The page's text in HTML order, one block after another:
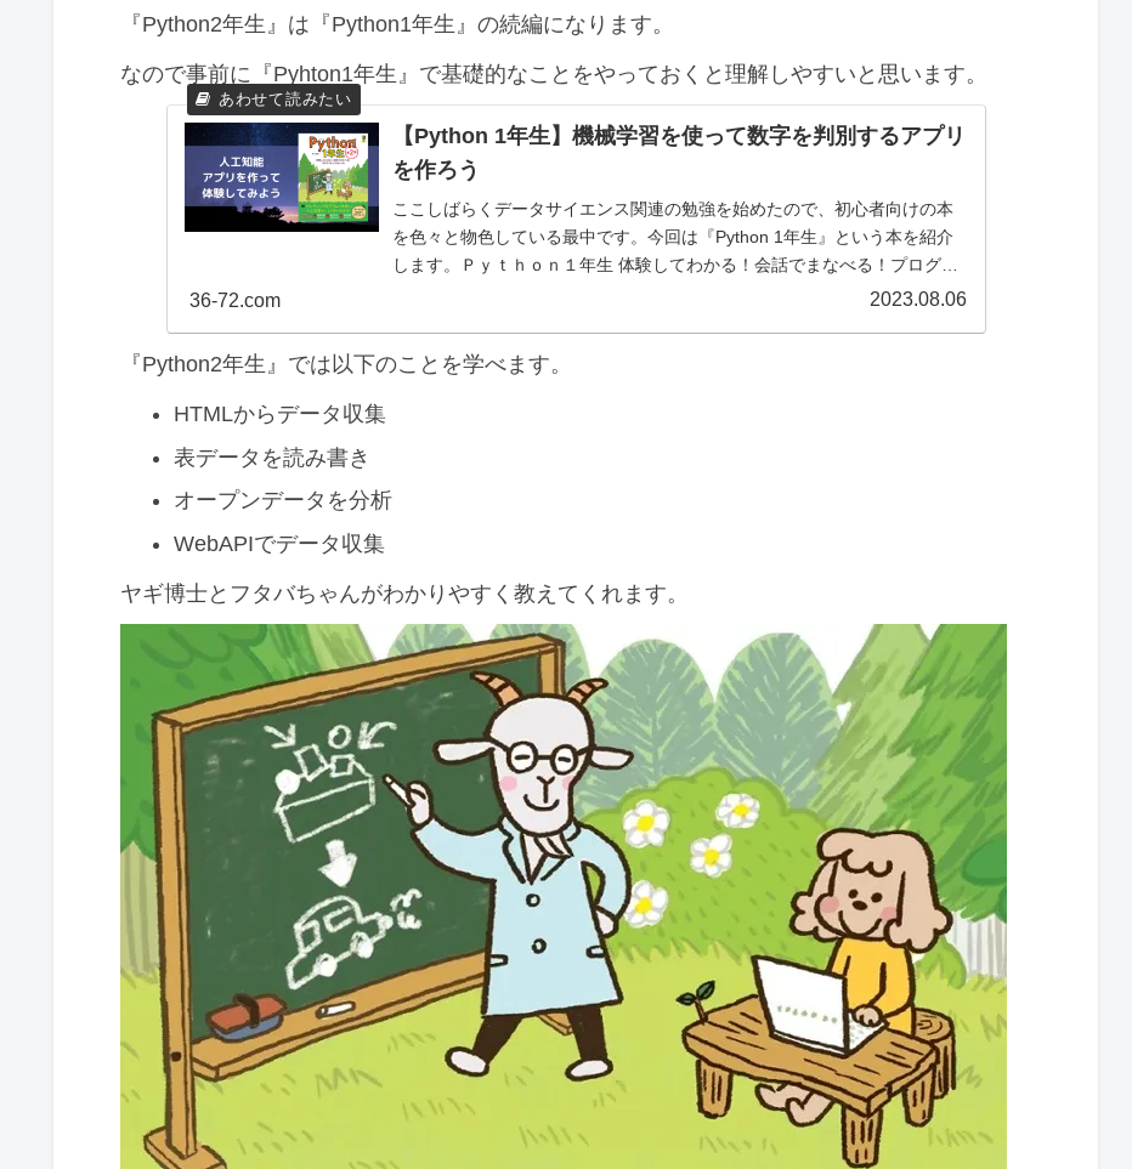
『Python2年生』は『Python1年生』の続編になります。
なので事前に『Pyhton1年生』で基礎的なことをやっておくと理解しやすいと思います。
【Python 1年生】機械学習を使って数字を判別するアプリ
を作ろう
ここしばらくデータサイエンス関連の勉強を始めたので、初心者向けの本
を色々と物色している最中です。今回は『Python 1年生』という本を紹介
します。Ｐｙｔｈｏｎ１年生 体験してわかる！会話でまなべる！プログラ
36-72.com 2023.08.06
『Python2年生』では以下のことを学べます。
HTMLからデータ収集
表データを読み書き
オープンデータを分析
WebAPIでデータ収集
ヤギ博士とフタバちゃんがわかりやすく教えてくれます。